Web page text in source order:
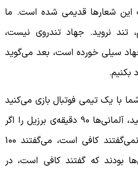
شعارها قدیمی شده است. ما
تند نروید. جهاد تندروی نیست،
سیلی خورده است، بعد می‌گوید
با یک تیمی فوتبال بازی می‌کنید
هشت، هیچ جلو باشید، آلمانی‌ها 90 دقیقه‌ی برزیل را اگر
900 ساعت هم بود نمی‌گفتند کافی است، می‌گفتند 100
بودند که گفتند کافی است، در